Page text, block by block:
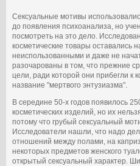
Сексуальные мотивы
до появления психоанализа, но
посмотреть на это дело.
косметические товары оставались
неиспользованными и даже не
разочарованы в том, что прежние
цели, ради которой они прибегли к
название "мертвого энтузиазма".
В середине 50-х годов появилось
косметических изделий, но их
потому что грубый сексуальный
Исследователи нашли, что надо
отношений между полами, на
некоторых предметов женского
открытый сексуальный характер.